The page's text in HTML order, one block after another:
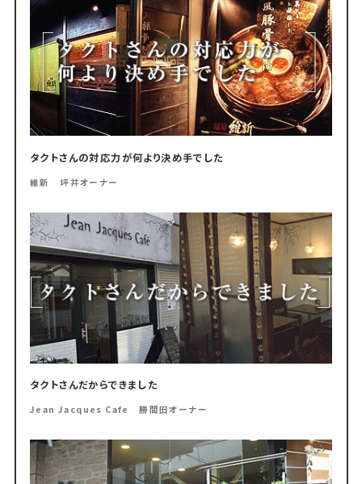
タクトさんの対応力が何より決め手でした
維新 坪井オーナー
タクトさんだからできました
Jean Jacques Cafe 勝間田オーナー